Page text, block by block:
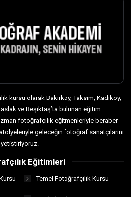
kursu olarak Bakırköy, Taksim, Kadıköy,
ve Beşiktaş’ta bulunan eğitim
fotoğrafçılık eğitmenleriyle beraber
geleceğin fotoğraf sanatçılarını
yetiştiriyoruz.
Eğitimleri
Temel Fotoğrafçılık Kursu